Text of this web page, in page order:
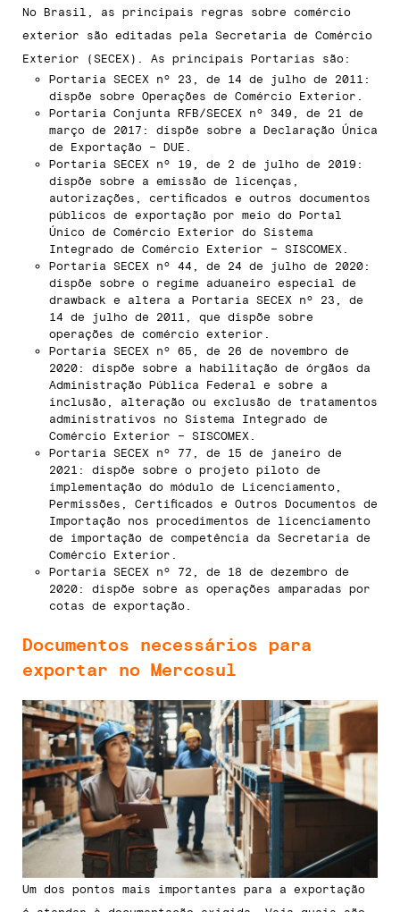
No Brasil, as principais regras sobre comércio
exterior são editadas pela Secretaria de Comércio
Exterior (SECEX). As principais Portarias são:
Portaria SECEX nº 23, de 14 de julho de 2011:
dispõe sobre Operações de Comércio Exterior.
Portaria Conjunta RFB/SECEX nº 349, de 21 de
março de 2017: dispõe sobre a Declaração Única
de Exportação – DUE.
Portaria SECEX nº 19, de 2 de julho de 2019:
dispõe sobre a emissão de licenças,
autorizações, certificados e outros documentos
públicos de exportação por meio do Portal
Único de Comércio Exterior do Sistema
Integrado de Comércio Exterior – SISCOMEX.
Portaria SECEX nº 44, de 24 de julho de 2020:
dispõe sobre o regime aduaneiro especial de
drawback e altera a Portaria SECEX nº 23, de
14 de julho de 2011, que dispõe sobre
operações de comércio exterior.
Portaria SECEX nº 65, de 26 de novembro de
2020: dispõe sobre a habilitação de órgãos da
Administração Pública Federal e sobre a
inclusão, alteração ou exclusão de tratamentos
administrativos no Sistema Integrado de
Comércio Exterior – SISCOMEX.
Portaria SECEX nº 77, de 15 de janeiro de
2021: dispõe sobre o projeto piloto de
implementação do módulo de Licenciamento,
Permissões, Certificados e Outros Documentos de
Importação nos procedimentos de licenciamento
de importação de competência da Secretaria de
Comércio Exterior.
Portaria SECEX nº 72, de 18 de dezembro de
2020: dispõe sobre as operações amparadas por
cotas de exportação.
Documentos necessários para
exportar no Mercosul
Um dos pontos mais importantes para a exportação